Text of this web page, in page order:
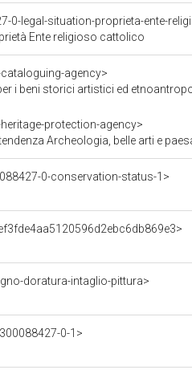
legal-situation-proprieta-ente-
Ente religioso cattolico
agency>
artistici ed etnoantropologici per le
protection-agency>
Archeologia, belle arti e
0-conservation-status-1>
doratura-intaglio-pittura>
0-1>